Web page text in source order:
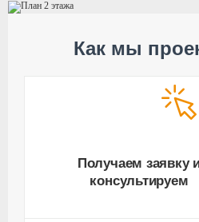
Как мы
Получаем заявку
консультируем